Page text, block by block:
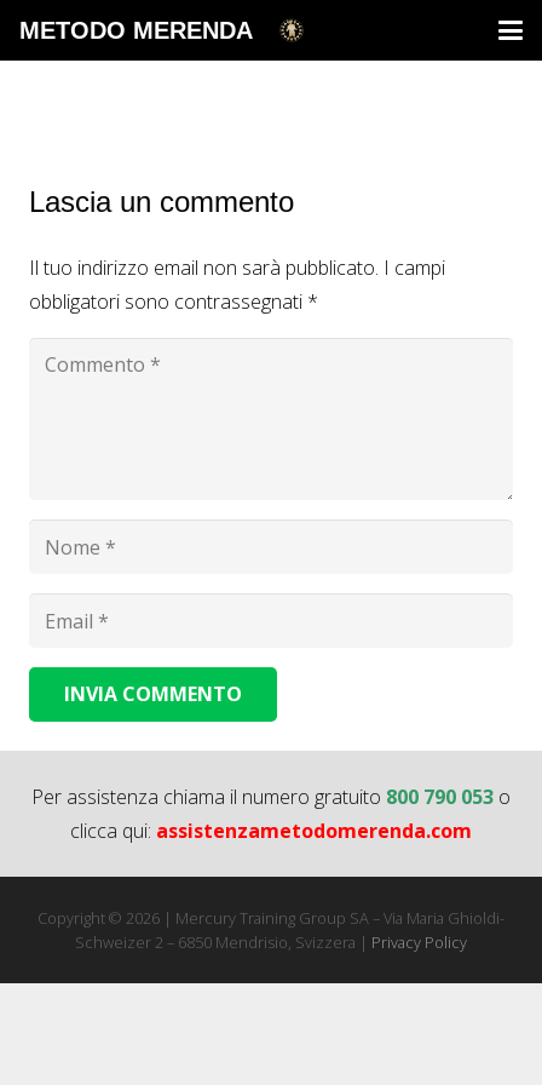
METODO MERENDA
Lascia un commento
Il tuo indirizzo email non sarà pubblicato. I campi
obbligatori sono contrassegnati *
INVIA COMMENTO
Per assistenza chiama il numero gratuito 800 790 053 o
clicca qui: assistenzametodomerenda.com
Copyright © 2026 | Mercury Training Group SA – Via Maria Ghioldi-
Schweizer 2 – 6850 Mendrisio, Svizzera | Privacy Policy